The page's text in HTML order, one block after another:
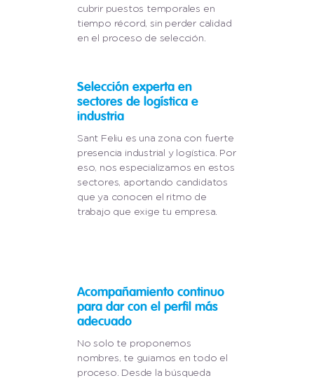
cubrir puestos temporales en
tiempo récord, sin perder calidad
en el proceso de selección.
Selección experta en
sectores de logística e
industria
Sant Feliu es una zona con fuerte
presencia industrial y logística. Por
eso, nos especializamos en estos
sectores, aportando candidatos
que ya conocen el ritmo de
trabajo que exige tu empresa.
Acompañamiento continuo
para dar con el perfil más
adecuado
No solo te proponemos
nombres, te guiamos en todo el
proceso. Desde la búsqueda